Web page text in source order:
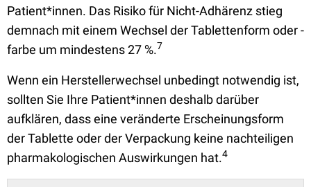
Patient*innen. Das Risiko für Nicht-Adhärenz stieg
demnach mit einem Wechsel der Tablettenform oder -
farbe um mindestens 27 %.7
Wenn ein Herstellerwechsel unbedingt notwendig ist,
sollten Sie Ihre Patient*innen deshalb darüber
aufklären, dass eine veränderte Erscheinungsform
der Tablette oder der Verpackung keine nachteiligen
pharmakologischen Auswirkungen hat.4